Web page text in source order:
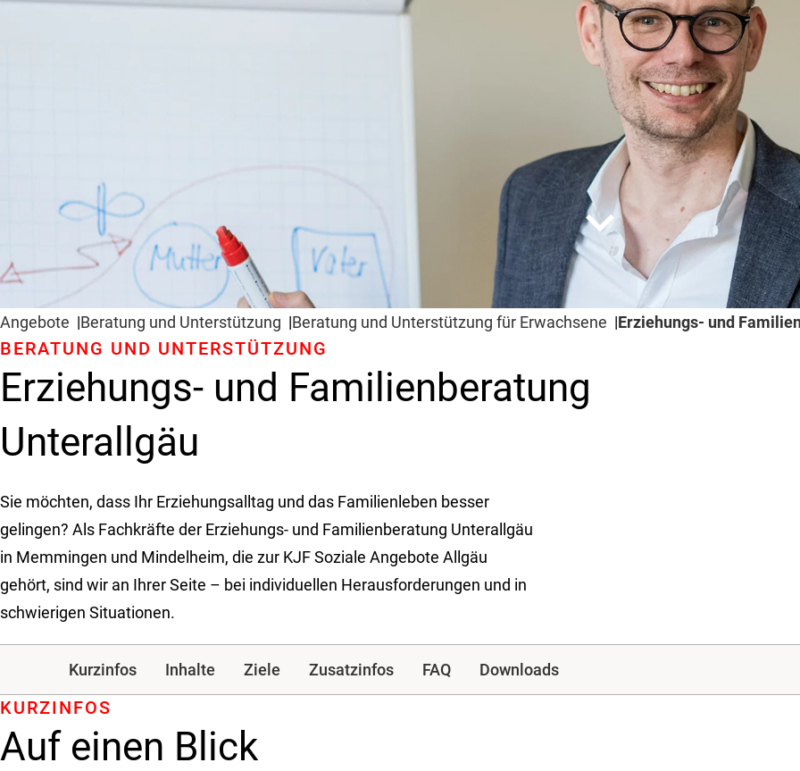
expand_more
Angebote Beratung und Unter­stützung Beratung und Unterstützung für Erwachsene Erziehungs- und
Erziehungs- und Familienberatung
Unterallgäu
BERATUNG UND UNTER­STÜTZUNG
Sie möchten, dass Ihr Erziehungsalltag und das Familienleben besser
gelingen? Als Fachkräfte der Erziehungs- und Familienberatung Unterallgäu
in Memmingen und Mindelheim, die zur KJF Soziale Angebote Allgäu
gehört, sind wir an Ihrer Seite – bei individuellen Herausforderungen und in
schwierigen Situationen.
Kurzinfos Inhalte Ziele Zusatzinfos FAQ Downloads
Auf einen Blick
KURZINFOS